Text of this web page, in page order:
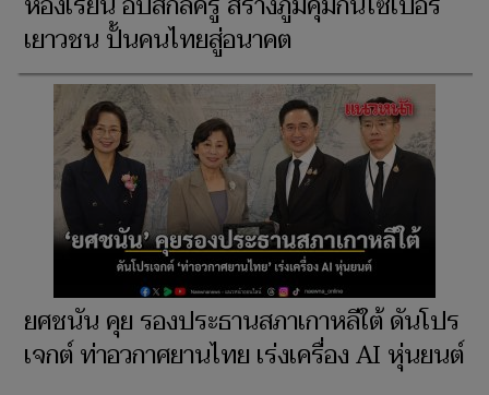
เยาวชน ปั้นคนไทยสู่อนาคต
ยศชนัน คุย รองประธานสภาเกาหลีใต้ ดันโปร
เจกต์ ท่าอวกาศยานไทย เร่งเครื่อง AI หุ่นยนต์